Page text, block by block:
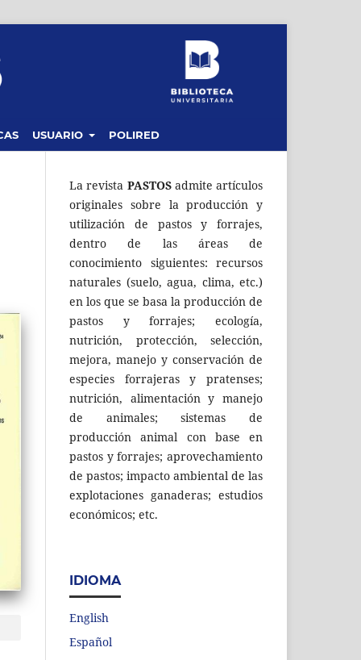
USUARIO POLIRED
La revista PASTOSadmite artículos
originales sobre la producción y
utilización de pastos y forrajes,
dentro de las áreas de
conocimiento siguientes: recursos
naturales (suelo, agua, clima, etc.)
en los que se basa la producción de
pastos y forrajes; ecología,
nutrición, protección, selección,
mejora, manejo y conservación de
especies forrajeras y pratenses;
nutrición, alimentación y manejo
de animales; sistemas de
producción animal con base en
pastos y forrajes; aprovechamiento
de pastos; impacto ambiental de las
explotaciones ganaderas; estudios
económicos; etc.
IDIOMA
English
Español